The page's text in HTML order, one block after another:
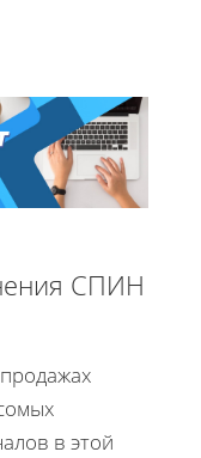
СПИН
в этой